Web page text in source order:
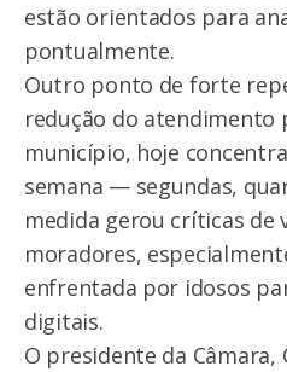
estão orientados para
pontualmente.
Outro ponto de forte
redução do atendimento
município, hoje
semana — segundas,
medida gerou críticas de
moradores,
enfrentada por idosos
digitais.
O presidente da Câmara,